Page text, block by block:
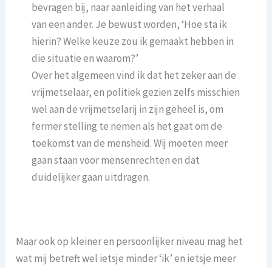
bevragen bij, naar aanleiding van het verhaal
van een ander. Je bewust worden, ‘Hoe sta ik
hierin? Welke keuze zou ik gemaakt hebben in
die situatie en waarom?’
Over het algemeen vind ik dat het zeker aan de
vrijmetselaar, en politiek gezien zelfs misschien
wel aan de vrijmetselarij in zijn geheel is, om
fermer stelling te nemen als het gaat om de
toekomst van de mensheid. Wij moeten meer
gaan staan voor mensenrechten en dat
duidelijker gaan uitdragen.
Maar ook op kleiner en persoonlijker niveau mag het
wat mij betreft wel ietsje minder ‘ik’ en ietsje meer